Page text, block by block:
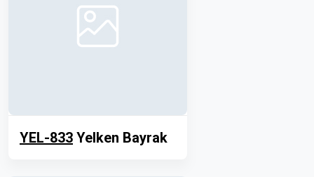
YEL-833 Yelken Bayrak